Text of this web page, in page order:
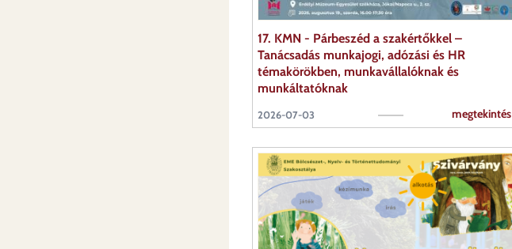
17. KMN - Párbeszéd a szakértőkkel –
Tanácsadás munkajogi, adózási és HR
témakörökben, munkavállalóknak és
munkáltatóknak
2026-07-03 megtekintés